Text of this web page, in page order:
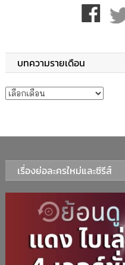
บทความรายเดือน
บทความรายเดือน
เรื่องย่อละครใหม่และซีรีส์